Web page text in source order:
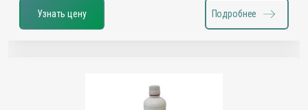
Узнать цену Подробнее